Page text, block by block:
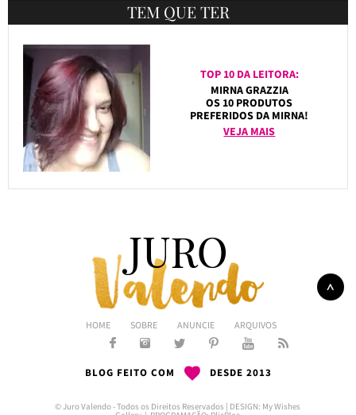
TEM QUE TER
TOP 10 DA LEITORA:
MIRNA GRAZZIA
OS 10 PRODUTOS
PREFERIDOS DA MIRNA!
VEJA MAIS
HOME SOBRE ANUNCIE ARQUIVOS
BLOG FEITO COM DESDE 2013
© Juro Valendo - Todos os Direitos Reservados | DESIGN: My Wishes